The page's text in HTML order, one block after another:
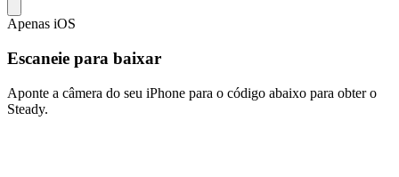
Apenas iOS
Escaneie para baixar
Aponte a câmera do seu iPhone para o código abaixo para obter o
Steady.